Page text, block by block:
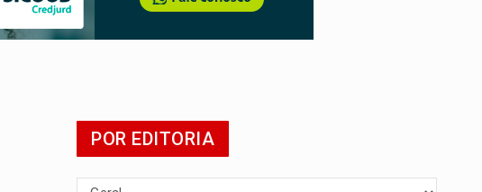
POR EDITORIA